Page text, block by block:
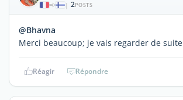
| 2POSTS
@Bhavna
Merci beaucoup; je vais regarder de suite
Réagir Répondre